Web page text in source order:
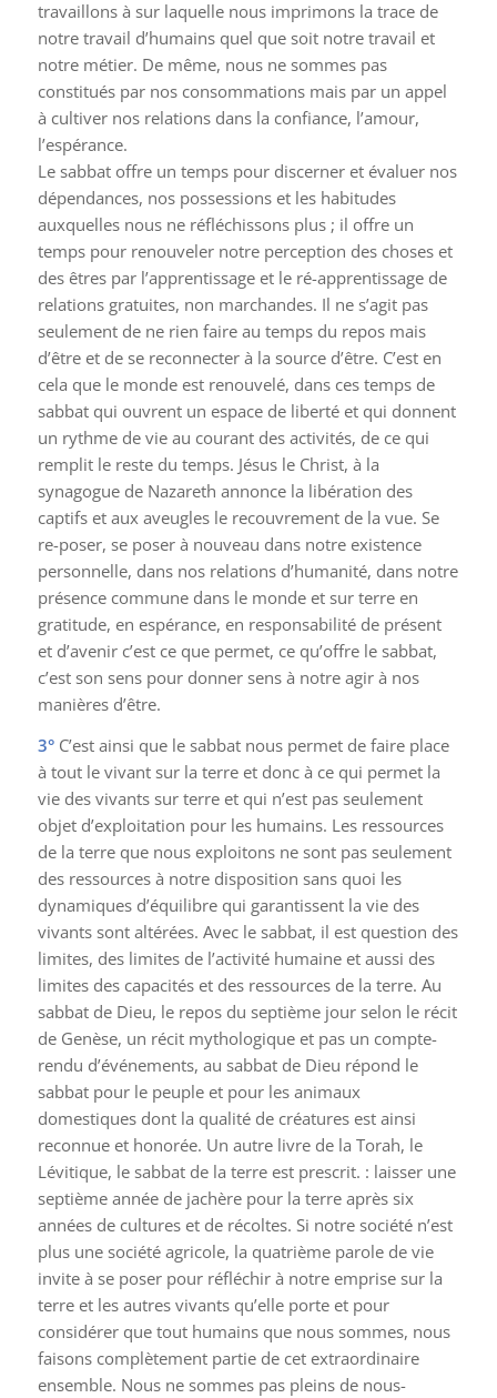
travaillons à sur laquelle nous imprimons la trace de
notre travail d’humains quel que soit notre travail et
notre métier. De même, nous ne sommes pas
constitués par nos consommations mais par un appel
à cultiver nos relations dans la confiance, l’amour,
l’espérance.
Le sabbat offre un temps pour discerner et évaluer nos
dépendances, nos possessions et les habitudes
auxquelles nous ne réfléchissons plus ; il offre un
temps pour renouveler notre perception des choses et
des êtres par l’apprentissage et le ré-apprentissage de
relations gratuites, non marchandes. Il ne s’agit pas
seulement de ne rien faire au temps du repos mais
d’être et de se reconnecter à la source d’être. C’est en
cela que le monde est renouvelé, dans ces temps de
sabbat qui ouvrent un espace de liberté et qui donnent
un rythme de vie au courant des activités, de ce qui
remplit le reste du temps. Jésus le Christ, à la
synagogue de Nazareth annonce la libération des
captifs et aux aveugles le recouvrement de la vue. Se
re-poser, se poser à nouveau dans notre existence
personnelle, dans nos relations d’humanité, dans notre
présence commune dans le monde et sur terre en
gratitude, en espérance, en responsabilité de présent
et d’avenir c’est ce que permet, ce qu’offre le sabbat,
c’est son sens pour donner sens à notre agir à nos
manières d’être.
3°C’est ainsi que le sabbat nous permet de faire place
à tout le vivant sur la terre et donc à ce qui permet la
vie des vivants sur terre et qui n’est pas seulement
objet d’exploitation pour les humains. Les ressources
de la terre que nous exploitons ne sont pas seulement
des ressources à notre disposition sans quoi les
dynamiques d’équilibre qui garantissent la vie des
vivants sont altérées. Avec le sabbat, il est question des
limites, des limites de l’activité humaine et aussi des
limites des capacités et des ressources de la terre. Au
sabbat de Dieu, le repos du septième jour selon le récit
de Genèse, un récit mythologique et pas un compte-
rendu d’événements, au sabbat de Dieu répond le
sabbat pour le peuple et pour les animaux
domestiques dont la qualité de créatures est ainsi
reconnue et honorée. Un autre livre de la Torah, le
Lévitique, le sabbat de la terre est prescrit. : laisser une
septième année de jachère pour la terre après six
années de cultures et de récoltes. Si notre société n’est
plus une société agricole, la quatrième parole de vie
invite à se poser pour réfléchir à notre emprise sur la
terre et les autres vivants qu’elle porte et pour
considérer que tout humains que nous sommes, nous
faisons complètement partie de cet extraordinaire
ensemble. Nous ne sommes pas pleins de nous-